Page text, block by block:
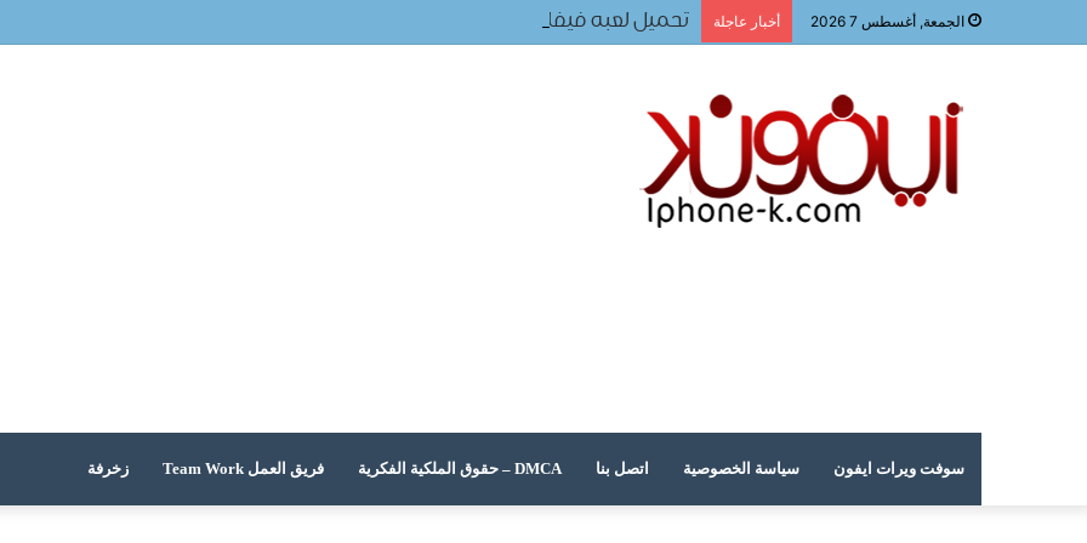
الجمعة, أغسطس 7 2026 أخبار عاجلة تحميل لعبه فيفا ٢٠٢٤ للجوال
سوفت ويرات ايفون سياسة الخصوصية اتصل بنا DMCA – حقوق الملكية الفكرية فريق العمل Team Work زخرفة